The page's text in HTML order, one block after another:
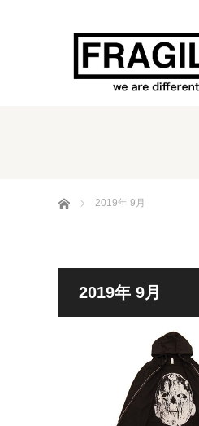
ホーム 2019年 9月
2019年 9月